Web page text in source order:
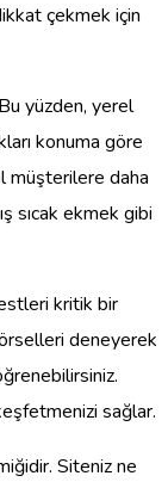
çekmek için
yüzden, yerel
konuma göre
müşterilere daha
sıcak ekmek gibi
kritik bir
deneyerek
sağlar.
Siteniz ne